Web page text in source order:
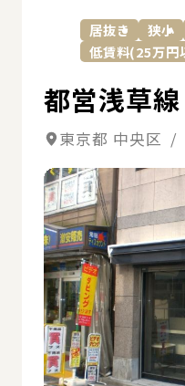
居抜き 狭小
低賃料(25万円
都営浅草
東京都 中央区 /